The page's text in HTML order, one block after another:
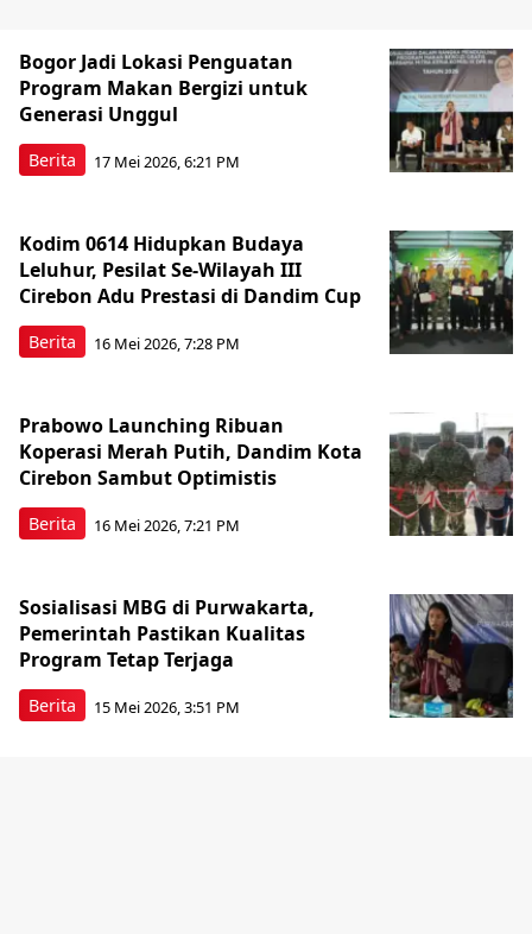
Berita
Bogor Jadi Lokasi Penguatan
Program Makan Bergizi untuk
Generasi Unggul
17 Mei 2026, 6:21 PM
Berita
Kodim 0614 Hidupkan Budaya
Leluhur, Pesilat Se-Wilayah III
Cirebon Adu Prestasi di Dandim Cup
16 Mei 2026, 7:28 PM
Berita
Prabowo Launching Ribuan
Koperasi Merah Putih, Dandim Kota
Cirebon Sambut Optimistis
16 Mei 2026, 7:21 PM
Berita
Sosialisasi MBG di Purwakarta,
Pemerintah Pastikan Kualitas
Program Tetap Terjaga
15 Mei 2026, 3:51 PM